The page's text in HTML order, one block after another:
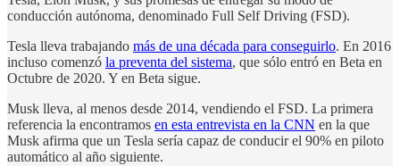
conducción autónoma, denominado Full Self Driving (FSD).
Tesla lleva trabajando más de una década para conseguirlo. En 2016
incluso comenzó la preventa del sistema, que sólo entró en Beta en
Octubre de 2020. Y en Beta sigue.
Musk lleva, al menos desde 2014, vendiendo el FSD. La primera
referencia la encontramos en esta entrevista en la CNN en la que
Musk afirma que un Tesla sería capaz de conducir el 90% en piloto
automático al año siguiente.